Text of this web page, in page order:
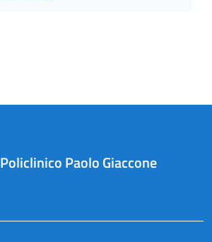
Policlinico Paolo Giaccone